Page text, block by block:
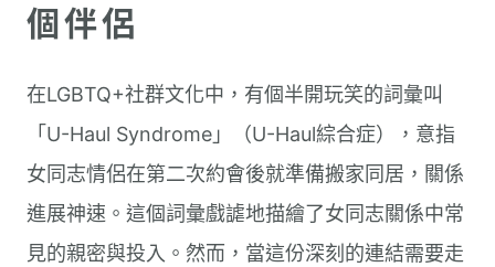
個伴侶
在LGBTQ+社群文化中，有個半開玩笑的詞彙叫
「U-Haul Syndrome」（U-Haul綜合症），意指
女同志情侶在第二次約會後就準備搬家同居，關係
進展神速。這個詞彙戲謔地描繪了女同志關係中常
見的親密與投入。然而，當這份深刻的連結需要走